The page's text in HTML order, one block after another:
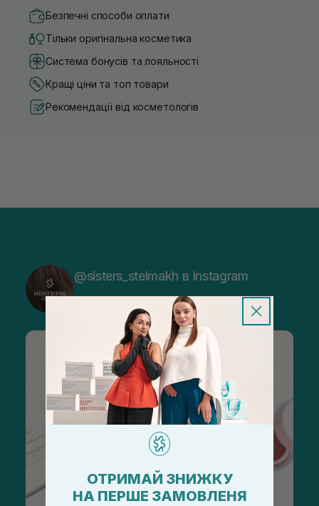
Безпечні способи оплати
Тільки оригінальна косметика
Система бонусів та лояльності
Кращі ціни та топ товари
Рекомендації від косметологів
@sisters_stelmakh в Instagram
ОТРИМАЙ ЗНИЖКУ
НА ПЕРШЕ ЗАМОВЛЕНЯ